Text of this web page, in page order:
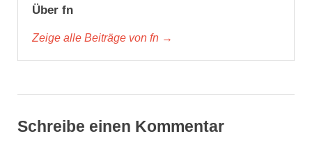
Über fn
Zeige alle Beiträge von fn →
Schreibe einen Kommentar